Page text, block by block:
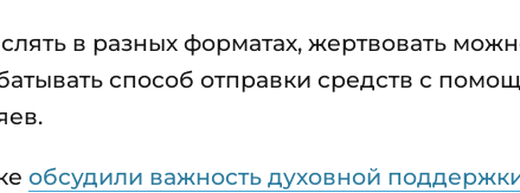
в разных форматах, жертвовать
способ отправки средств с
обсудили важность духовной